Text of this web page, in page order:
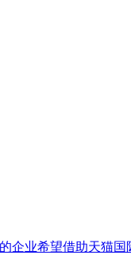
企业希望借助天猫